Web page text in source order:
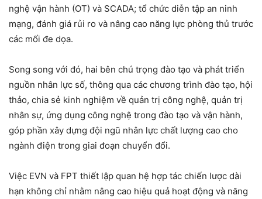
nghệ vận hành (OT) và SCADA; tổ chức diễn tập an ninh
mạng, đánh giá rủi ro và nâng cao năng lực phòng thủ trước
các mối đe dọa.
Song song với đó, hai bên chú trọng đào tạo và phát triển
nguồn nhân lực số, thông qua các chương trình đào tạo, hội
thảo, chia sẻ kinh nghiệm về quản trị công nghệ, quản trị
nhân sự, ứng dụng công nghệ trong đào tạo và vận hành,
góp phần xây dựng đội ngũ nhân lực chất lượng cao cho
ngành điện trong giai đoạn chuyển đổi.
Việc EVN và FPT thiết lập quan hệ hợp tác chiến lược dài
hạn không chỉ nhằm nâng cao hiệu quả hoạt động và năng